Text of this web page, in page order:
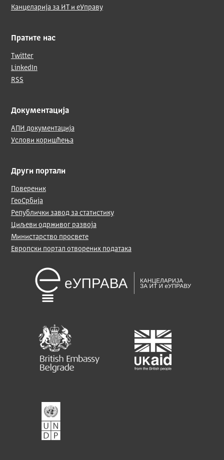
Канцеларија за ИТ и еУправу
Пратите нас
Twitter
LinkedIn
RSS
Документација
АПИ документација
Услови коришћења
Други портали
Повереник
ГеоСрбија
Републички завод за статистику
Циљеви одрживог развоја
Министарство просвете
Европски портал отворених података